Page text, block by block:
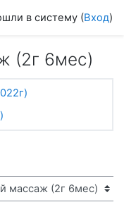
в систему (Вход)
(2г 6мес)